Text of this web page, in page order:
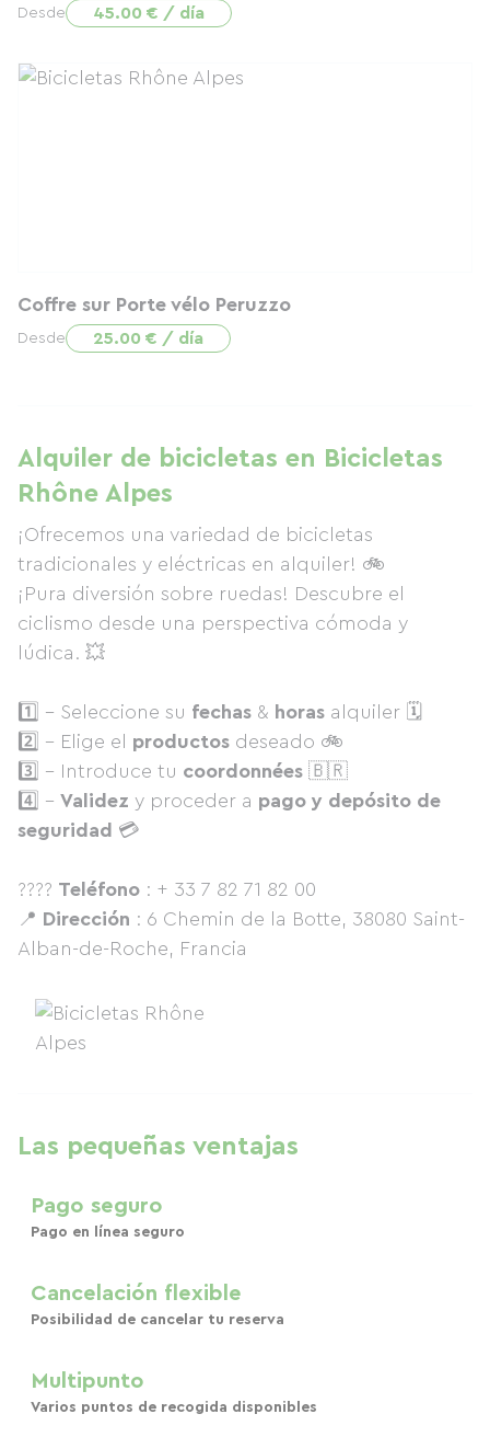
Desde 45.00 € / día
Coffre sur Porte vélo Peruzzo
Desde 25.00 € / día
Alquiler de bicicletas en Bicicletas
Rhône Alpes
¡Ofrecemos una variedad de bicicletas
tradicionales y eléctricas en alquiler! 🚲
¡Pura diversión sobre ruedas! Descubre el
ciclismo desde una perspectiva cómoda y
lúdica. 💥
1️⃣ - Seleccione su fechas & horas alquiler 🗓
2️⃣ - Elige el productos deseado 🚲
3️⃣ - Introduce tu coordonnées 🇧🇷
4️⃣ - Validez y proceder a pago y depósito de
seguridad 💳
???? Teléfono : + 33 7 82 71 82 00
📍 Dirección : 6 Chemin de la Botte, 38080 Saint-
Alban-de-Roche, Francia
Las pequeñas ventajas
Pago seguro
Pago en línea seguro
Cancelación flexible
Posibilidad de cancelar tu reserva
Multipunto
Varios puntos de recogida disponibles